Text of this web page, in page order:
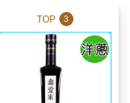
TOP 3